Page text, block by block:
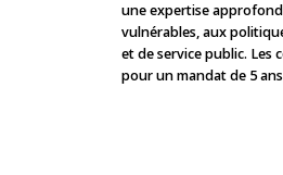
une expertise
vulnérables, aux
et de service public. Les
pour un mandat de 5